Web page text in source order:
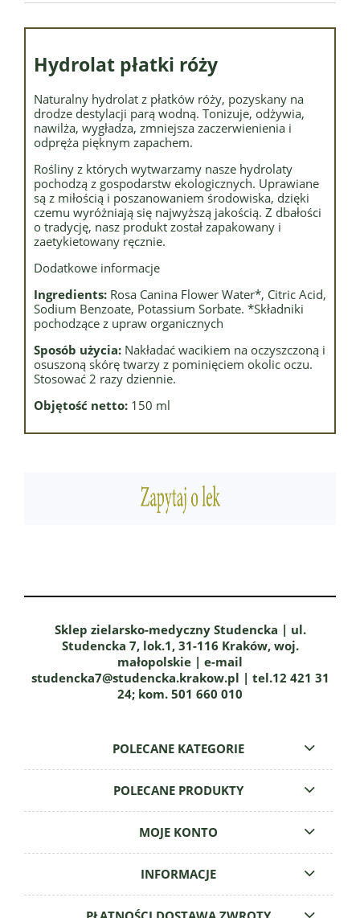
Hydrolat płatki róży
Naturalny hydrolat z płatków róży, pozyskany na
drodze destylacji parą wodną. Tonizuje, odżywia,
nawilża, wygładza, zmniejsza zaczerwienienia i
odpręża pięknym zapachem.
Rośliny z których wytwarzamy nasze hydrolaty
pochodzą z gospodarstw ekologicznych. Uprawiane
są z miłością i poszanowaniem środowiska, dzięki
czemu wyróżniają się najwyższą jakością. Z dbałości
o tradycję, nasz produkt został zapakowany i
zaetykietowany ręcznie.
Dodatkowe informacje
Ingredients: Rosa Canina Flower Water*, Citric Acid,
Sodium Benzoate, Potassium Sorbate. *Składniki
pochodzące z upraw organicznych
Sposób użycia: Nakładać wacikiem na oczyszczoną i
osuszoną skórę twarzy z pominięciem okolic oczu.
Stosować 2 razy dziennie.
Objętość netto: 150 ml
Sklep zielarsko-medyczny Studencka | ul.
Studencka 7, lok.1, 31-116 Kraków, woj.
małopolskie | e-mail
studencka7@studencka.krakow.pl | tel.12 421 31
24; kom. 501 660 010
POLECANE KATEGORIE
POLECANE PRODUKTY
MOJE KONTO
INFORMACJE